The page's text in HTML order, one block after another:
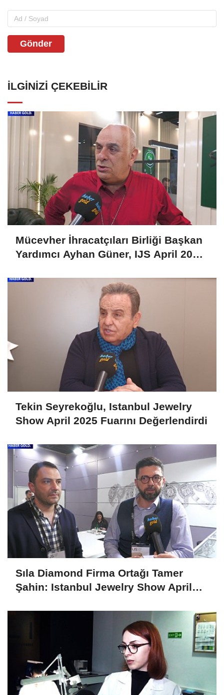
Gönder
İLGINIZI ÇEKEBILIR
Mücevher İhracatçıları Birliği Başkan
Yardımcı Ayhan Güner, IJS April 2025
Tekin Seyrekoğlu, Istanbul Jewelry
Show April 2025 Fuarını Değerlendirdi
Sıla Diamond Firma Ortağı Tamer
Şahin: Istanbul Jewelry Show April